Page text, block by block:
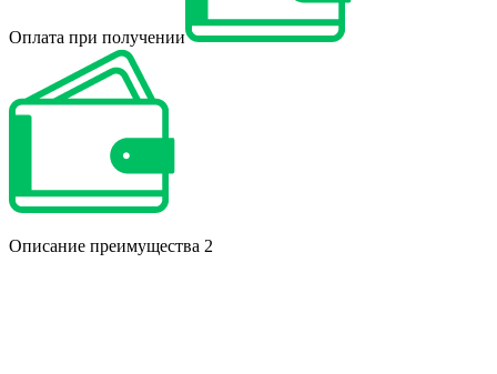
Оплата при получении
Описание преимущества 2